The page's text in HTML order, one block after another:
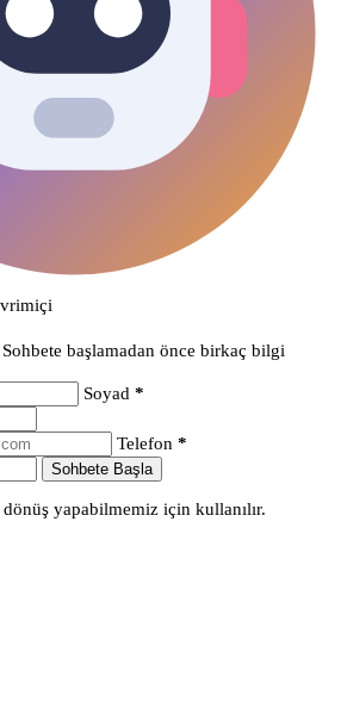
Sohbete başlamadan önce birkaç bilgi
Soyad *
Telefon *
Sohbete Başla
yapabilmemiz için kullanılır.